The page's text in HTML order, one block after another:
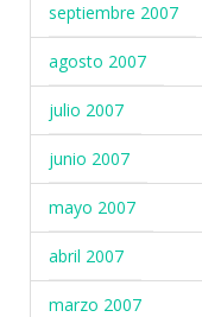
septiembre 2007
agosto 2007
julio 2007
junio 2007
mayo 2007
abril 2007
marzo 2007